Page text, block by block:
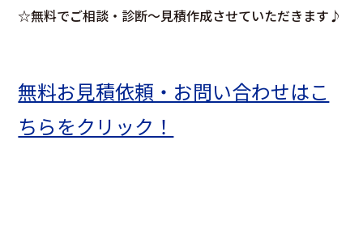
☆無料でご相談・診断～見積作成させていただきます♪
無料お見積依頼・お問い合わせはこ
ちらをクリック！